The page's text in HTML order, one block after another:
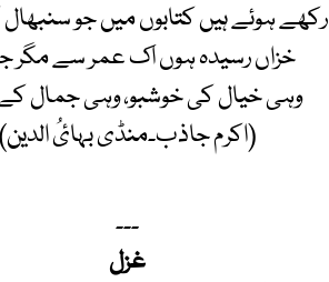
رکھے ہوئے ہیں کتابوں میں جو
خزاں رسیدہ ہوں اک عمر سے مگر
وہی خیال کی خوشبو، وہی جمال
(اکرم جاذب۔منڈی بہائُ الدین)
۔۔۔
غزل